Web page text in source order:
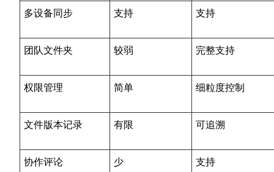
多设备同步 支持 支持
团队文件夹 较弱 完整支持
权限管理 简单 细粒度控制
文件版本记录 有限 可追溯
协作评论 少 支持